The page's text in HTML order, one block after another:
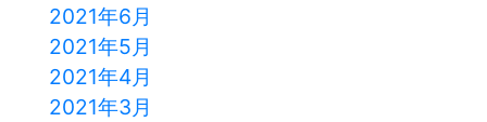
2021年6月
2021年5月
2021年4月
2021年3月